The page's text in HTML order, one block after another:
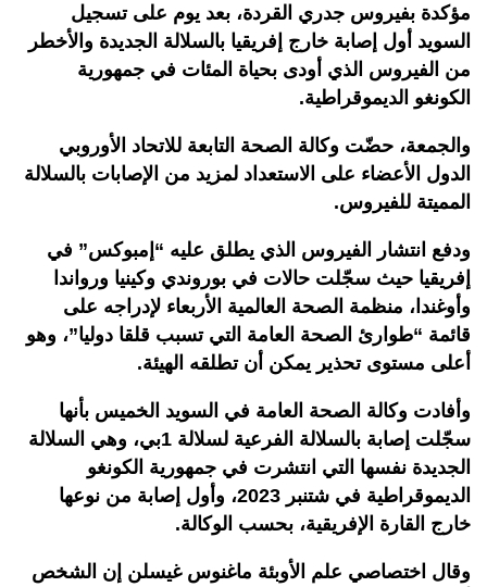
مؤكدة بفيروس جدري القردة، بعد يوم على تسجيل
السويد أول إصابة خارج إفريقيا بالسلالة الجديدة والأخطر
من الفيروس الذي أودى بحياة المئات في جمهورية
الكونغو الديموقراطية.
والجمعة، حضّت وكالة الصحة التابعة للاتحاد الأوروبي
الدول الأعضاء على الاستعداد لمزيد من الإصابات بالسلالة
المميتة للفيروس.
ودفع انتشار الفيروس الذي يطلق عليه “إمبوكس” في
إفريقيا حيث سجّلت حالات في بوروندي وكينيا ورواندا
وأوغندا، منظمة الصحة العالمية الأربعاء لإدراجه على
قائمة “طوارئ الصحة العامة التي تسبب قلقا دوليا”، وهو
أعلى مستوى تحذير يمكن أن تطلقه الهيئة.
وأفادت وكالة الصحة العامة في السويد الخميس بأنها
سجّلت إصابة بالسلالة الفرعية لسلالة 1بي، وهي السلالة
الجديدة نفسها التي انتشرت في جمهورية الكونغو
الديموقراطية في شتنبر 2023، وأول إصابة من نوعها
خارج القارة الإفريقية، بحسب الوكالة.
وقال اختصاصي علم الأوبئة ماغنوس غيسلن إن الشخص